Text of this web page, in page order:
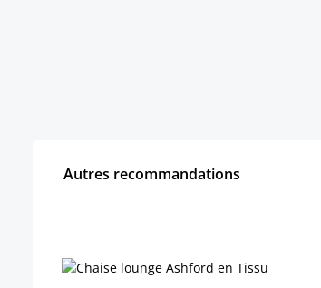
Autres recommandations